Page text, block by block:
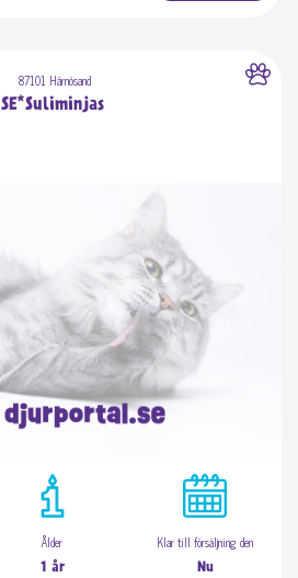
87101 Härnösand
SE*Suliminjas
Ålder
1 år
Klar till försäljning den
Nu